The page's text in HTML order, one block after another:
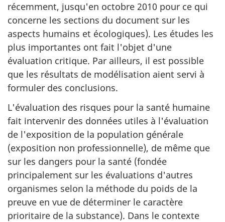
récemment, jusqu'en octobre 2010 pour ce qui
concerne les sections du document sur les
aspects humains et écologiques). Les études les
plus importantes ont fait l'objet d'une
évaluation critique. Par ailleurs, il est possible
que les résultats de modélisation aient servi à
formuler des conclusions.
L'évaluation des risques pour la santé humaine
fait intervenir des données utiles à l'évaluation
de l'exposition de la population générale
(exposition non professionnelle), de même que
sur les dangers pour la santé (fondée
principalement sur les évaluations d'autres
organismes selon la méthode du poids de la
preuve en vue de déterminer le caractère
prioritaire de la substance). Dans le contexte